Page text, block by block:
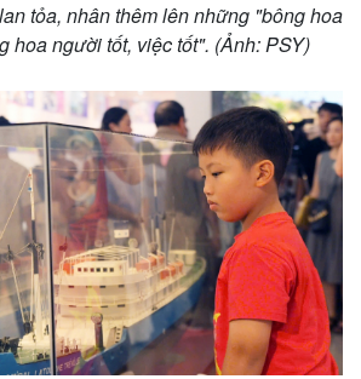
Thị trường
Giá vàng
Tiêu dùng
Tỷ giá
Chứng khoán
Giá cà phê
tỏa, nhân thêm lên những "bông hoa
hoa người tốt, việc tốt". (Ảnh: PSY)